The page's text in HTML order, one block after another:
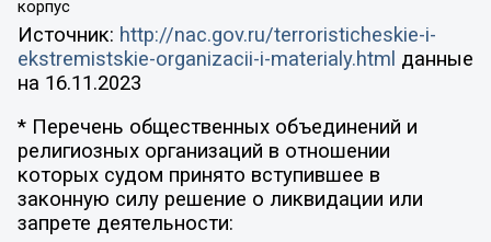
корпус
Источник: http://nac.gov.ru/terroristicheskie-i-
ekstremistskie-organizacii-i-materialy.html данные
на 16.11.2023
* Перечень общественных объединений и
религиозных организаций в отношении
которых судом принято вступившее в
законную силу решение о ликвидации или
запрете деятельности: